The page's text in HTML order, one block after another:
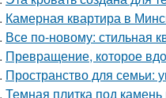
Камерная квартира в
Все по-новому: стильная
Превращение, которое
Пространство для семьи:
Темная плитка под камень